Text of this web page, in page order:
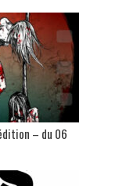
– du 06